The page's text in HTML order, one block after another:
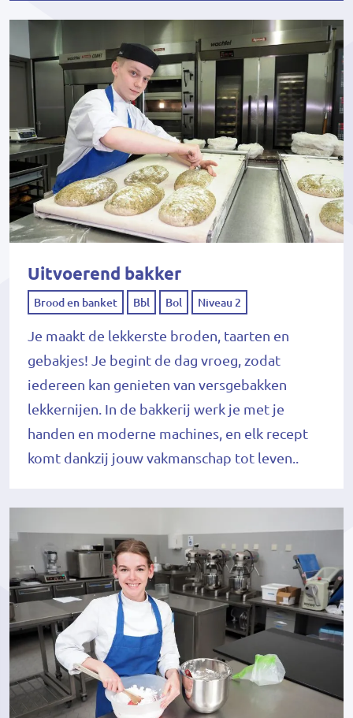
Uitvoerend bakker
Brood en banket Bbl Bol Niveau 2
Je maakt de lekkerste broden, taarten en
gebakjes! Je begint de dag vroeg, zodat
iedereen kan genieten van versgebakken
lekkernijen. In de bakkerij werk je met je
handen en moderne machines, en elk recept
komt dankzij jouw vakmanschap tot leven..